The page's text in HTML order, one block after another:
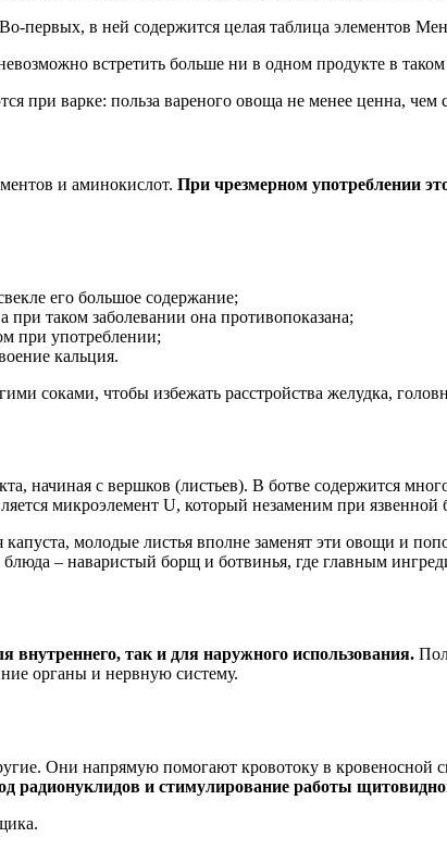
первых, в ней содержится целая таблица элементов
встретить больше ни в одном продукте в
при варке: польза вареного овоща не менее ценна, чем
и аминокислот. При чрезмерном употреблении
его большое содержание;
при таком заболевании она противопоказана;
при употреблении;
кальция.
соками, чтобы избежать расстройства желудка,
начиная с вершков (листьев). В ботве содержится
микроэлемент U, который незаменим при язвенной
молодые листья вполне заменят эти овощи и
– наваристый борщ и ботвинья, где главным
так и для наружного использования.
органы и нервную систему.
Они напрямую помогают кровотоку в
радионуклидов и стимулирование работы